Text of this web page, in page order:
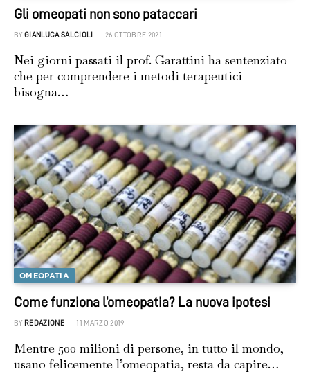
Gli omeopati non sono pataccari
BY GIANLUCA SALCIOLI 26 OTTOBRE 2021
Nei giorni passati il prof. Garattini ha sentenziato
che per comprendere i metodi terapeutici
bisogna…
OMEOPATIA
Come funziona l’omeopatia? La nuova ipotesi
BY REDAZIONE 11 MARZO 2019
Mentre 500 milioni di persone, in tutto il mondo,
usano felicemente l’omeopatia, resta da capire…